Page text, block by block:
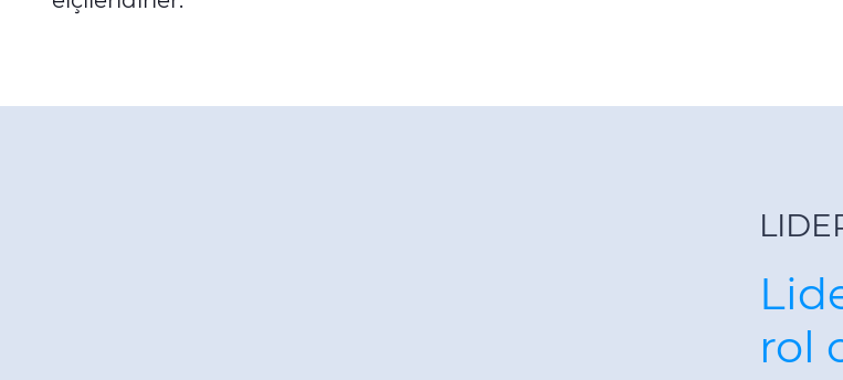
rol